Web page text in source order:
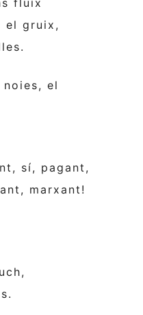
fluix
el gruix,
el
sí, pagant,
marxant!